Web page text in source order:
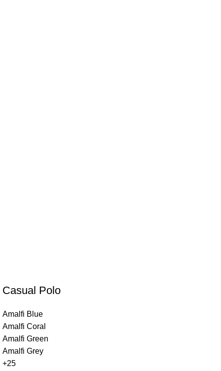
Casual Polo
Amalfi Blue
Amalfi Coral
Amalfi Green
Amalfi Grey
+25